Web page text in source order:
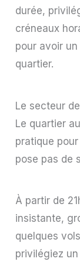
durée,
créneaux
pour avoir
quartier.
Le secteur
Le quartier
pratique
pose pas de
À partir de
insistante,
quelques
privilégiez